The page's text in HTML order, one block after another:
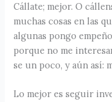
Cállate; mejor. O
muchas cosas en las
algunas pongo
porque no me
se un poco, y aún así:
Lo mejor es seguir